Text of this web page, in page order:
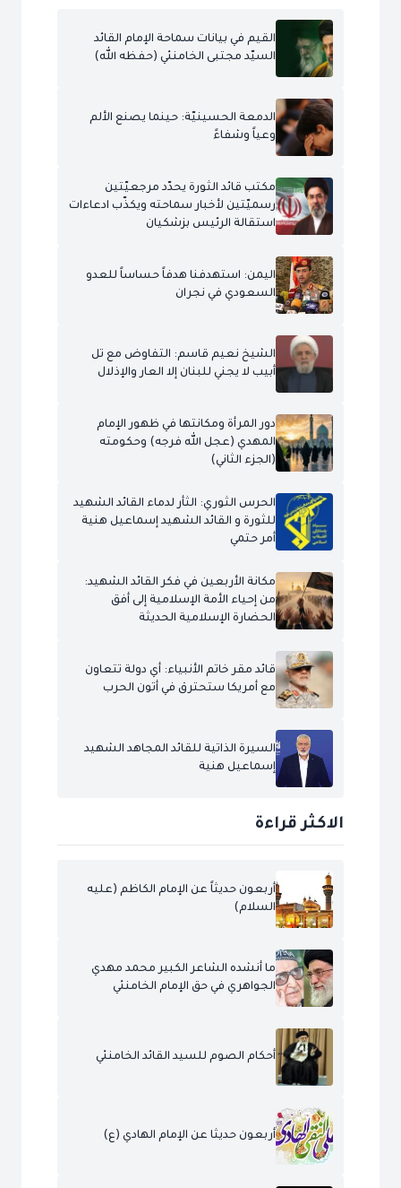
القيم في بيانات سماحة الإمام القائد
السيّد مجتبى الخامنئي (حفظه الله)
الدمعة الحسينيّة: حينما يصنع الألم
وعياً وشفاءً
مكتب قائد الثورة يحدّد مرجعيّتين
رسميّتين لأخبار سماحته ويكذّب ادعاءات
استقالة الرئيس بزشكيان
اليمن: استهدفنا هدفاً حساساً للعدو
السعودي في نجران
الشيخ نعيم قاسم: التفاوض مع تل
أبيب لا يجني للبنان إلا العار والإذلال
دور المرأة ومكانتها في ظهور الإمام
المهدي (عجل الله فرجه) وحكومته
(الجزء الثاني)
الحرس الثوري: الثأر لدماء القائد الشهيد
للثورة و القائد الشهيد إسماعيل هنية
أمر حتمي
مكانة الأربعين في فكر القائد الشهيد:
من إحياء الأمة الإسلامية إلى أفق
الحضارة الإسلامية الحديثة
قائد مقر خاتم الأنبياء: أي دولة تتعاون
مع أمريكا ستحترق في أتون الحرب
السيرة الذاتية للقائد المجاهد الشهيد
إسماعيل هنية
الاكثر قراءة
أربعون حديثاً عن الإمام الكاظم (عليه
السلام)
ما أنشده الشاعر الكبير محمد مهدي
الجواهري في حق الإمام الخامنئي
أحكام الصوم للسيد القائد الخامنئي
أربعون حديثا عن الإمام الهادي (ع)